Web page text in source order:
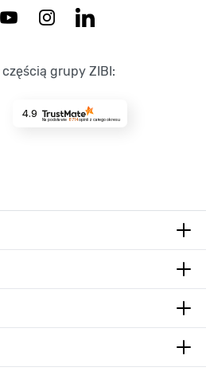
grupy ZIBI:
4.9
Na podstawie 8714opinii z całego okresu